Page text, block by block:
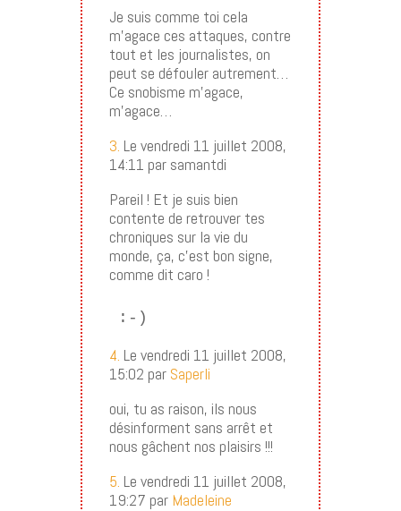
Je suis comme toi cela
m’agace ces attaques, contre
tout et les journalistes, on
peut se défouler autrement…
Ce snobisme m’agace,
m’agace…
3. Le vendredi 11 juillet 2008,
14:11 par samantdi
Pareil ! Et je suis bien
contente de retrouver tes
chroniques sur la vie du
monde, ça, c’est bon signe,
comme dit caro !
:-)
4. Le vendredi 11 juillet 2008,
15:02 par Saperli
oui, tu as raison, ils nous
désinforment sans arrêt et
nous gâchent nos plaisirs !!!
5. Le vendredi 11 juillet 2008,
19:27 par Madeleine